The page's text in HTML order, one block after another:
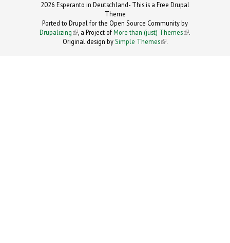
2026 Esperanto in Deutschland- This is a Free Drupal
Theme
Ported to Drupal for the Open Source Community by
Drupalizing(link is external)
, a Project ofMore than (just) Themes (link is
.
Original design bySimple Themes
(link is
.